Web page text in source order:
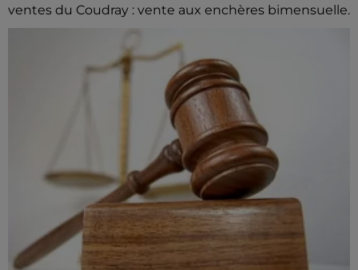
ventes du Coudray : vente aux enchères bimensuelle.